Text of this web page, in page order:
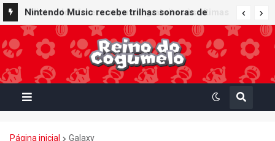
Nintendo Music recebe trilhas sonoras de
Virtual Boy Wario Land, Mario Clash e Mario's
Tennis em adição histórica ao catálogo
Página inicial Galaxy